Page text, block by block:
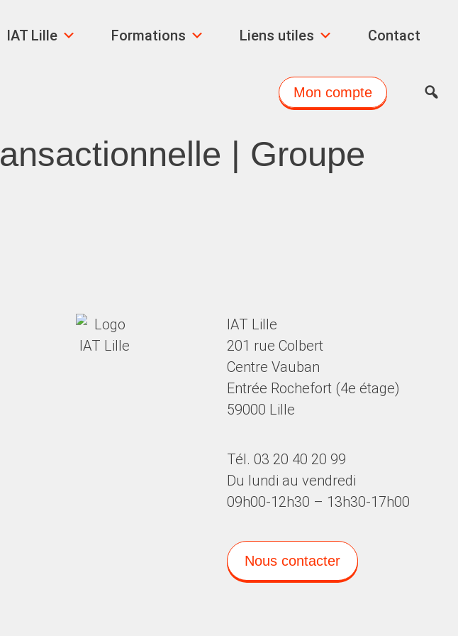
IAT Lille Formations Liens utiles Contact
Mon compte
| Groupe
IAT Lille
201 rue Colbert
Centre Vauban
Entrée Rochefort (4e étage)
59000 Lille
Tél. 03 20 40 20 99
Du lundi au vendredi
09h00-12h30 – 13h30-17h00
Nous contacter